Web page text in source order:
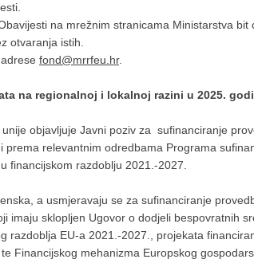
na mrežnim stranicama Ministarstva bit
otvaranja istih.
fond@mrrfeu.hr.
na regionalnoj i lokalnoj razini u 2025.
objavljuje Javni poziv za sufinanciranje
relevantnim odredbama Programa
financijskom razdoblju 2021.-2027.
a usmjeravaju se za sufinanciranje
imaju sklopljen Ugovor o dodjeli bespovratnih
razdoblja EU-a 2021.-2027., projekata
Financijskog mehanizma Europskog